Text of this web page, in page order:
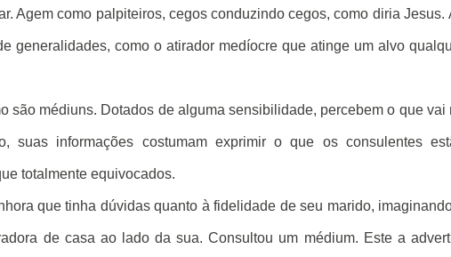
Agem como palpiteiros, cegos conduzindo cegos, como diria Jesus.
generalidades, como o atirador medíocre que atinge um alvo
são médiuns. Dotados de alguma sensibilidade, percebem o que vai
suas informações costumam exprimir o que os consulentes
totalmente equivocados.
que tinha dúvidas quanto à fidelidade de seu marido,
de casa ao lado da sua. Consultou um médium. Este a